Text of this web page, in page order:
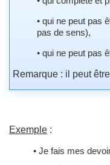
• qui ne peut pas
pas de sens),
• qui ne peut pas
Remarque : il peut
Exemple :
• Je fais mes